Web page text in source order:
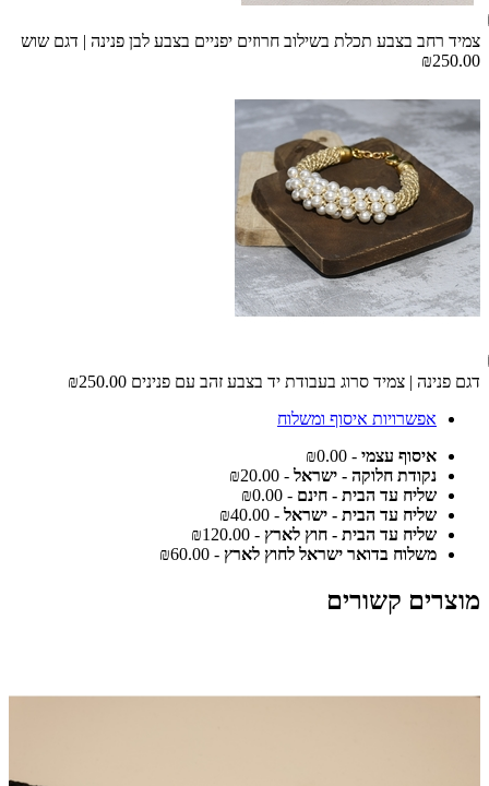
צמיד רחב בצבע תכלת בשילוב חרוזים יפניים בצבע לבן פנינה | דגם שוש
₪250.00
דגם פנינה | צמיד סרוג בעבודת יד בצבע זהב עם פנינים ₪250.00
אפשרויות איסוף ומשלוח
איסוף עצמי - ₪0.00
נקודת חלוקה - ישראל - ₪20.00
שליח עד הבית - חינם - ₪0.00
שליח עד הבית - ישראל - ₪40.00
שליח עד הבית - חוץ לארץ - ₪120.00
משלוח בדואר ישראל לחוץ לארץ - ₪60.00
מוצרים קשורים